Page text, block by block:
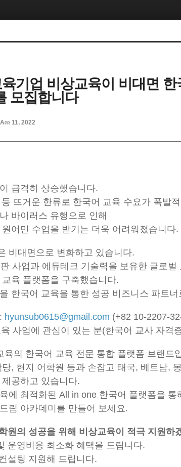
기업 비상교육이 비대면
모집합니다
Apr 11, 2022
급격히 상승했습니다.
뜨거운 한류로 한국어 교육 수요가 폭발
바이러스 유행으로 인해
어민 수업을 받기는 더욱 어려워졌습니다.
비대면으로 변화하고 있습니다.
사업과 에듀테크 기술력을 보유한 글로벌
육 플랫폼을 구축했습니다.
한국어 교육을 통한 성공 비즈니스 파트너
hyunsub0615@gmail.com (+82 10-2207-
사업에 관심이 있는 분(한국어 교사 자격
육의 한국어 교육 전문 통합 플랫폼 브랜드
, 현지 어학원 등과 손잡고 태국, 베트남,
공하고 있습니다.
에 최적화된 All in one 한국어 플랫폼을 통
림 아카데미를 만들어 보세요.
원의 성공을 위해 비상교육이 적극 지원하
운영비용 최소화 혜택을 드립니다.
설팅 지원해 드립니다.